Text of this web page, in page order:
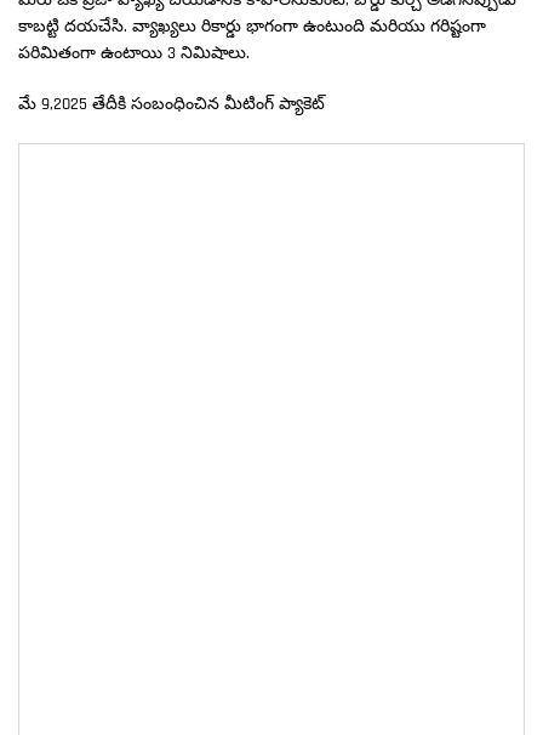
కాబట్టి దయచేసి. వ్యాఖ్యలు రికార్డు భాగంగా ఉంటుంది మరియు గరిష్టంగా
పరిమితంగా ఉంటాయి 3 నిమిషాలు.
మే 9,2025 తేదీకి సంబంధించిన మీటింగ్ ప్యాకెట్